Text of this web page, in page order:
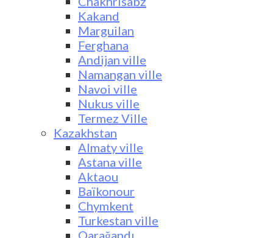
Kakand
Marguilan
Ferghana
Andijan ville
Namangan ville
Navoi ville
Nukus ville
Termez Ville
Kazakhstan
Almaty ville
Astana ville
Aktaou
Baïkonour
Chymkent
Turkestan ville
Qarağandı